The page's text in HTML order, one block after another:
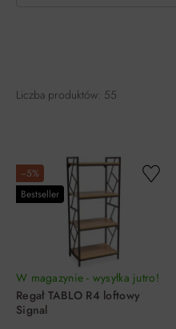
Liczba produktów: 55
−5%
Bestseller
W magazynie - wysyłka jutro!
Regał TABLO R4 loftowy
Signal